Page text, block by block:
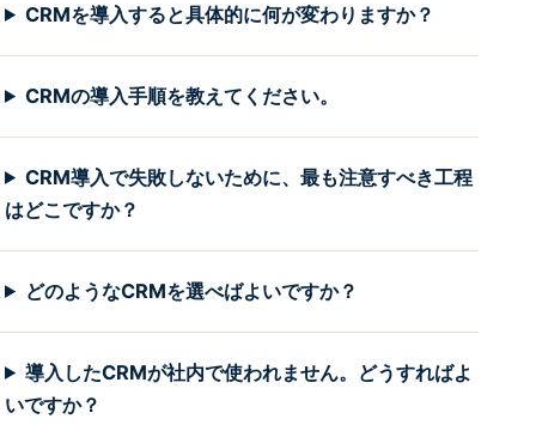
CRMを導入すると具体的に何が変わりますか？
CRMの導入手順を教えてください。
CRM導入で失敗しないために、最も注意すべき工程
はどこですか？
どのようなCRMを選べばよいですか？
導入したCRMが社内で使われません。どうすればよ
いですか？